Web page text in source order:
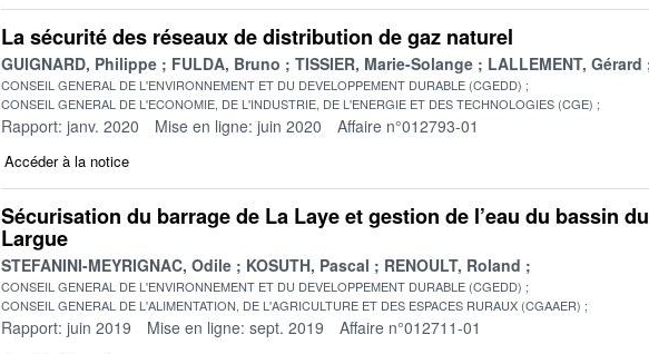
La sécurité des réseaux de distribution de gaz naturel
GUIGNARD, Philippe FULDA, Bruno TISSIER, Marie-Solange LALLEMENT, Gérard
CONSEIL GENERAL DE L'ENVIRONNEMENT ET DU DEVELOPPEMENT DURABLE (CGEDD)
CONSEIL GENERAL DE L'ECONOMIE, DE L'INDUSTRIE, DE L'ENERGIE ET DES TECHNOLOGIES (CGE)
Rapport: janv. 2020 Mise en ligne: juin 2020 Affaire n°012793-01
Accéder à la notice
Sécurisation du barrage de La Laye et gestion de l’eau du bassin du
Largue
STEFANINI-MEYRIGNAC, Odile KOSUTH, Pascal RENOULT, Roland
CONSEIL GENERAL DE L'ENVIRONNEMENT ET DU DEVELOPPEMENT DURABLE (CGEDD)
CONSEIL GENERAL DE L'ALIMENTATION, DE L'AGRICULTURE ET DES ESPACES RURAUX (CGAAER)
Rapport: juin 2019 Mise en ligne: sept. 2019 Affaire n°012711-01